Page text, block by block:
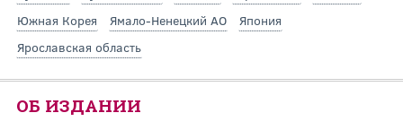
Южная Корея
Ямало-Ненецкий АО
Япония
Ярославская область
ОБ ИЗДАНИИ